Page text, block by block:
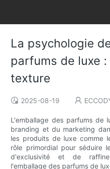
La psychologie
parfums de luxe
texture
2025-08-19
L'emballage des parfums de
branding et du marketing
les produits de luxe comme
rôle primordial pour séduire
d'exclusivité et de
l'emballage des parfums de